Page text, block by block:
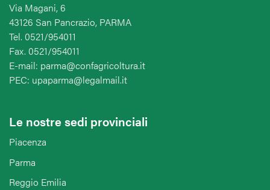
Via Magani, 6
43126 San Pancrazio, PARMA
Tel. 0521/954011
Fax. 0521/954011
E-mail: parma@confagricoltura.it
PEC: upaparma@legalmail.it
Le nostre sedi provinciali
Piacenza
Parma
Reggio Emilia